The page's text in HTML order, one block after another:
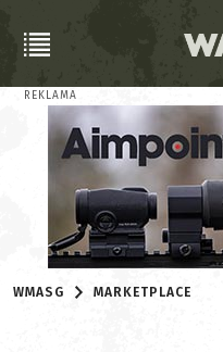
REKLAMA
WMASG MARKETPLACE